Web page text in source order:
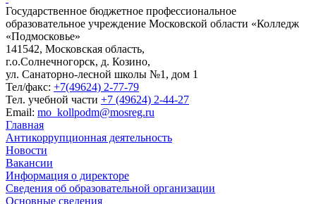
Государственное бюджетное профессиональное
образовательное учреждение Московской области «Колледж
«Подмосковье»
141542, Московская область,
г.о.Солнечногорск, д. Козино,
ул. Санаторно-лесной школы №1, дом 1
Тел/факс: +7(49624) 2-77-79
Тел. учебной части +7 (49624) 2-44-27
Email: mo_kollpodm@mosreg.ru
Главная
Антикоррупционная деятельность
Новости
Вакансии
Информация о директоре
Сведения об образовательной организации
Основные сведения